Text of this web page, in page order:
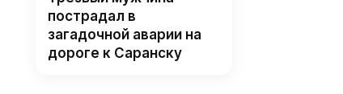
пострадал в
загадочной аварии на
дороге к Саранску